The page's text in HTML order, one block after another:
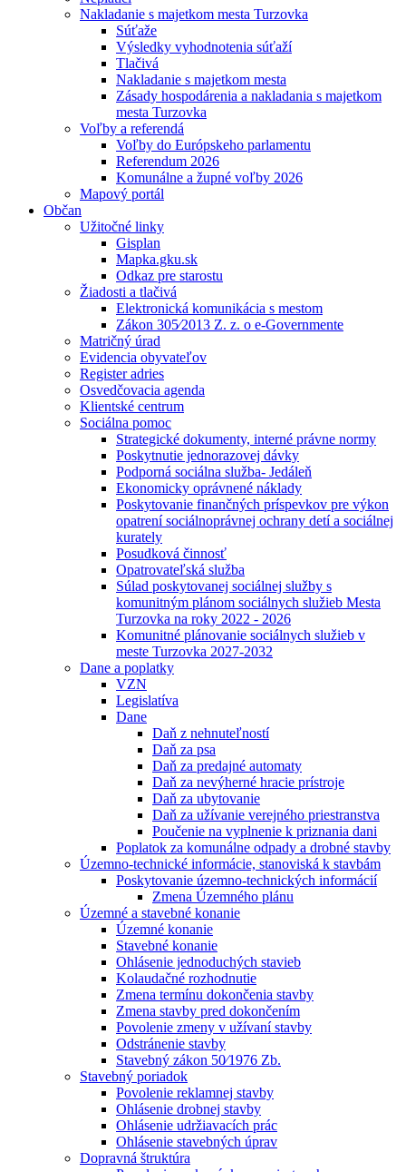
Nakladanie s majetkom mesta Turzovka
Súťaže
Výsledky vyhodnotenia súťaží
Tlačivá
Nakladanie s majetkom mesta
Zásady hospodárenia a nakladania s majetkom
mesta Turzovka
Voľby a referendá
Voľby do Európskeho parlamentu
Referendum 2026
Komunálne a župné voľby 2026
Mapový portál
Občan
Užitočné linky
Gisplan
Mapka.gku.sk
Odkaz pre starostu
Žiadosti a tlačivá
Elektronická komunikácia s mestom
Zákon 305⁄2013 Z. z. o e-Governmente
Matričný úrad
Evidencia obyvateľov
Register adries
Osvedčovacia agenda
Klientské centrum
Sociálna pomoc
Strategické dokumenty, interné právne normy
Poskytnutie jednorazovej dávky
Podporná sociálna služba- Jedáleň
Ekonomicky oprávnené náklady
Poskytovanie finančných príspevkov pre výkon
opatrení sociálnoprávnej ochrany detí a sociálnej
kurately
Posudková činnosť
Opatrovateľská služba
Súlad poskytovanej sociálnej služby s
komunitným plánom sociálnych služieb Mesta
Turzovka na roky 2022 - 2026
Komunitné plánovanie sociálnych služieb v
meste Turzovka 2027-2032
Dane a poplatky
VZN
Legislatíva
Dane
Daň z nehnuteľností
Daň za psa
Daň za predajné automaty
Daň za nevýherné hracie prístroje
Daň za ubytovanie
Daň za užívanie verejného priestranstva
Poučenie na vyplnenie k priznania dani
Poplatok za komunálne odpady a drobné stavby
Územno-technické informácie, stanoviská k stavbám
Poskytovanie územno-technických informácií
Zmena Územného plánu
Územné a stavebné konanie
Územné konanie
Stavebné konanie
Ohlásenie jednoduchých stavieb
Kolaudačné rozhodnutie
Zmena termínu dokončenia stavby
Zmena stavby pred dokončením
Povolenie zmeny v užívaní stavby
Odstránenie stavby
Stavebný zákon 50⁄1976 Zb.
Stavebný poriadok
Povolenie reklamnej stavby
Ohlásenie drobnej stavby
Ohlásenie udržiavacích prác
Ohlásenie stavebných úprav
Dopravná štruktúra